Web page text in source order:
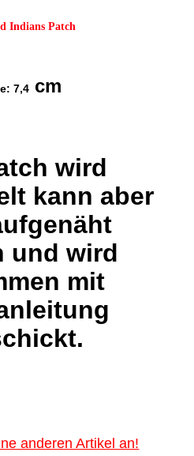
Indians Patch
7,4cm
wird
kann aber
und wird
mit
anderen Artikel an!